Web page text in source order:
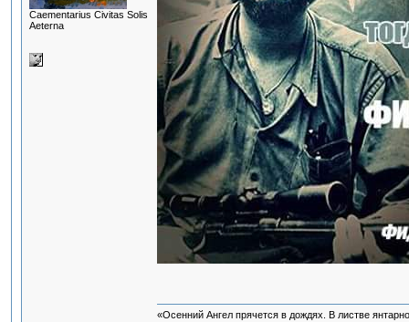
Сaementarius Civitas Solis
Aeterna
«Осенний Ангел прячется в дождях. В листве